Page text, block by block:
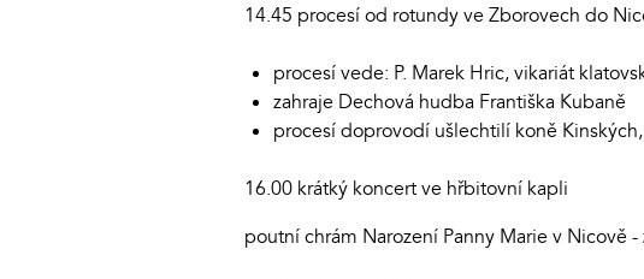
14.45 procesí od rotundy ve Zborovech do
procesí vede: P. Marek Hric, vikariát
zahraje Dechová hudba Františka Kubaně
procesí doprovodí ušlechtilí koně
16.00 krátký koncert ve hřbitovní kapli
poutní chrám Narození Panny Marie v Nicově